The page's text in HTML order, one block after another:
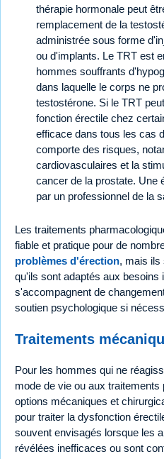
thérapie hormonale peut
remplacement de la
administrée sous forme
ou d'implants. Le TRT est
hommes souffrants
dans laquelle le corps ne
testostérone. Si le TRT
fonction érectile chez
efficace dans tous les cas
comporte des risques,
cardiovasculaires et la
cancer de la prostate. Une
par un professionnel de la
Les traitements
fiable et pratique pour de
problèmes d'érection, mais ils
qu'ils sont adaptés aux besoins
s'accompagnent de
soutien psychologique si
Traitements
Pour les hommes qui ne
mode de vie ou aux traitements
options mécaniques et
pour traiter la dysfonction
souvent envisagés lorsque les
révélées inefficaces ou sont